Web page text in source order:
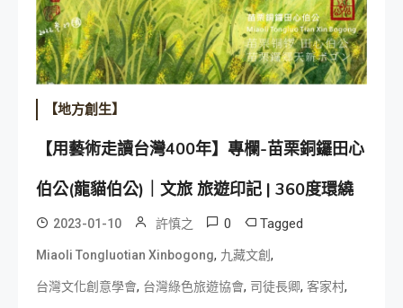
【地方創生】
【用藝術走讀台灣400年】專欄-苗栗銅鑼田心
伯公(龍貓伯公)｜文旅 旅遊印記 | 360度環繞
2023-01-10 許慎之 0 Tagged
Miaoli Tongluotian Xinbogong, 九藏文創 ,
台灣文化創意學會, 台灣綠色旅遊協會, 司徒長卿, 客家村,